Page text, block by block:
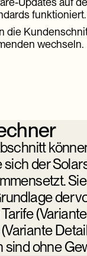
funktioniert.
die
wechseln.
der
der
sind ohne